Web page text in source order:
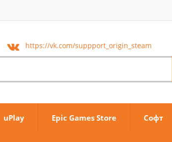
https://vk.com/suppport_origin_steam
uPlay Epic Games Store Софт